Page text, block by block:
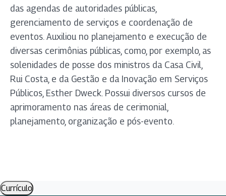
das agendas de autoridades públicas,
gerenciamento de serviços e coordenação de
eventos. Auxiliou no planejamento e execução de
diversas cerimônias públicas, como, por exemplo, as
solenidades de posse dos ministros da Casa Civil,
Rui Costa, e da Gestão e da Inovação em Serviços
Públicos, Esther Dweck. Possui diversos cursos de
aprimoramento nas áreas de cerimonial,
planejamento, organização e pós-evento.
Currículo